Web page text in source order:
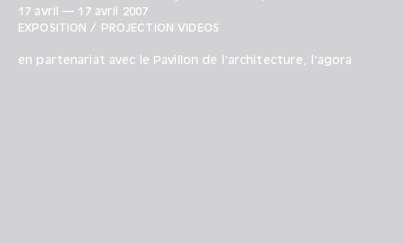
17 avril
— 17 avril
2007
EXPOSITION / PROJECTION VIDEOS
en partenariat avec le Pavillon de l’architecture, l’agora